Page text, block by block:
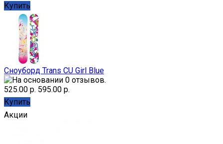
Купить
Сноуборд Trans CU Girl Blue
525.00 р. 595.00 р.
Купить
Акции